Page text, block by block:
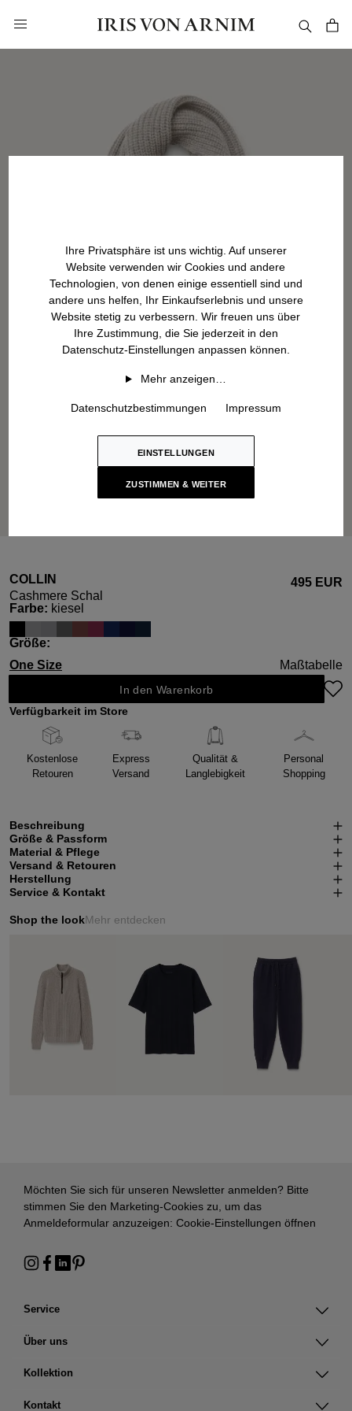
COLLIN
Cashmere Schal
495 EUR
Farbeauswählen
: kiesel
Größeauswählen
:
One Size
Maßtabelle
In den Warenkorb
Verfügbarkeit im Store
Kostenlose
Retouren
Express
Versand
Qualität &
Langlebigkeit
Personal
Shopping
Beschreibung
Größe & Passform
Material & Pflege
Versand & Retouren
Herstellung
Service & Kontakt
Shop the lookMehr entdecken
Service
Über uns
Kollektion
Kontakt
Möchten Sie sich für unseren Newsletter anmelden? Bitte
stimmen Sie den Marketing-Cookies zu, um das
Anmeldeformular anzuzeigen: Cookie-Einstellungen öffnen
Ihre Privatsphäre ist uns wichtig. Auf unserer
Website verwenden wir Cookies und andere
Technologien, von denen einige essentiell sind und
andere uns helfen, Ihr Einkaufserlebnis und unsere
Website stetig zu verbessern. Wir freuen uns über
Ihre Zustimmung, die Sie jederzeit in den
Datenschutz-Einstellungen anpassen können.
Mehr anzeigen…
Datenschutzbestimmungen Impressum
EINSTELLUNGEN
ZUSTIMMEN & WEITER